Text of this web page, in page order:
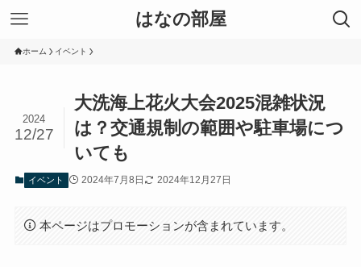
はなの部屋
ホーム イベント
大洗海上花火大会2025混雑状況
は？交通規制の範囲や駐車場につ
いても
2024
12/27
イベント 2024年7月8日 2024年12月27日
本ページはプロモーションが含まれています。